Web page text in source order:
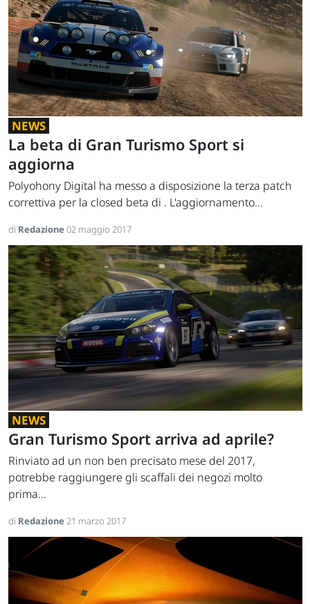
NEWS
La beta di Gran Turismo Sport si
aggiorna
Polyohony Digital ha messo a disposizione la terza patch
correttiva per la closed beta di . L'aggiornamento...
di Redazione02 maggio 2017
NEWS
Gran Turismo Sport arriva ad aprile?
Rinviato ad un non ben precisato mese del 2017,
potrebbe raggiungere gli scaffali dei negozi molto
prima...
di Redazione21 marzo 2017